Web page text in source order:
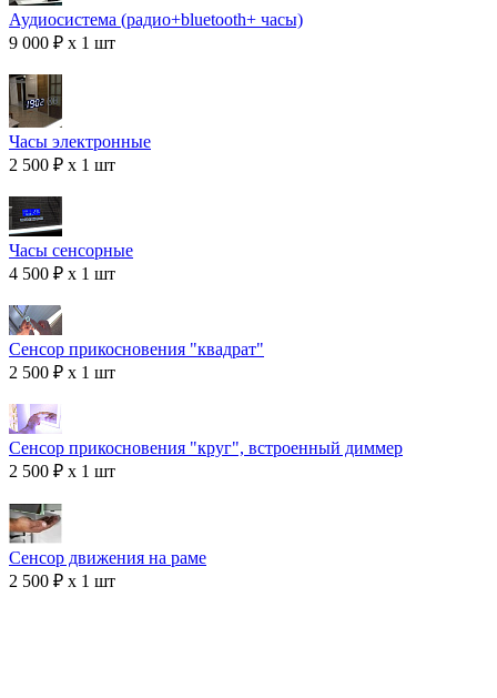
Аудиосистема (радио+bluetooth+ часы)
9 000 ₽ x 1 шт
Часы электронные
2 500 ₽ x 1 шт
Часы сенсорные
4 500 ₽ x 1 шт
Сенсор прикосновения "квадрат"
2 500 ₽ x 1 шт
Сенсор прикосновения "круг", встроенный диммер
2 500 ₽ x 1 шт
Сенсор движения на раме
2 500 ₽ x 1 шт